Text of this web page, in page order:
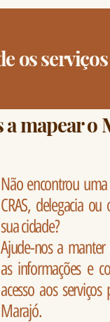
os
mapear o
Não encontrou
CRAS, delegacia
sua cidade?
Ajude-nos a
as informações e
acesso aos
Marajó.